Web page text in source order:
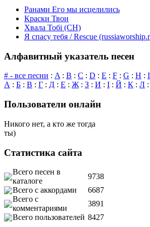
Ранами Его мы исцелились
Краски Твои
Хвала Тобі (СН)
Я спасу тебя / Rescue
Алфавитный указатель песен
# - все песни : A : B : C : D : E : F : G : H : I
А : Б : В : Г : Д : Е : Ж : З : И : І : Й : К : Л :
Пользователи онлайн
Никого нет, а кто же тогда
ты)
Статистика сайта
Всего песен в
каталоге
9738
Всего с аккордами
6687
Всего с
комментариями
3891
Всего пользователей 8427